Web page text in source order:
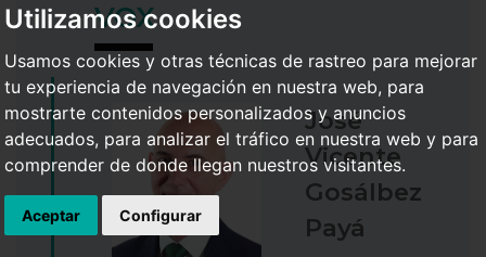
Utilizamos cookies
Usamos cookies y otras técnicas de rastreo para mejorar
tu experiencia de navegación en nuestra web, para
mostrarte contenidos personalizados y anuncios
adecuados, para analizar el tráfico en nuestra web y para
comprender de donde llegan nuestros visitantes.
Aceptar Configurar
VOX
José
Vicente
Gosálbez
Payá